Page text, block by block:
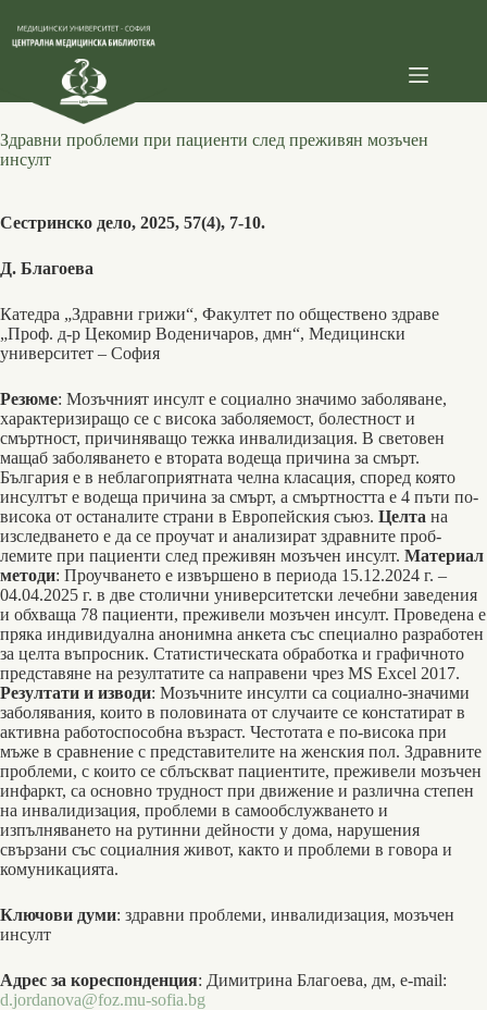
content
Здравни проблеми при пациенти след преживян мозъчен
инсулт
Сестринско дело, 2025, 57(4), 7-10.
Д. Благоева
Катедра „Здравни грижи“, Факултет по обществено здраве
„Проф. д-р Цекомир Воденичаров, дмн“, Медицински
университет – София
Резюме: Мозъчният инсулт е социално значимо заболяване,
характеризиращо се с висока заболяе­мост, болестност и
смъртност, причиняващо тежка инвалидизация. В световен
мащаб заболява­нето е втората водеща причина за смърт.
България е в неблагоприятната челна класация, според която
инсултът е водеща причина за смърт, а смъртността е 4 пъти по-
висока от останалите страни в Европейския съюз. Целта на
изследването е да се проучат и анализират здравните проб-
лемите при пациенти след преживян мозъчен инсулт. Материал
методи: Проучването е извър­шено в периода 15.12.2024 г. –
04.04.2025 г. в две столични университетски лечебни заведения
и обхваща 78 пациенти, преживели мозъчен инсулт. Проведена е
пряка индивидуална анонимна анкета със специално разработен
за целта въпросник. Статистическата обработка и графичното
пред­ставяне на резултатите са направени чрез МS Excel 2017.
Резултати и изводи: Мозъчните инсул­ти са социално-значими
заболявания, които в половината от случаите се констатират в
активна работоспособна възраст. Честотата е по-висока при
мъже в сравнение с представителите на жен­ския пол. Здравните
проблеми, с които се сблъскват пациентите, преживели мозъчен
инфаркт, са основно трудност при движение и различна степен
на инвалидизация, проблеми в самообслужването и
изпълняването на рутинни дейности у дома, нарушения
свързани със социалния живот, както и проблеми в говора и
комуникацията.
Ключови думи: здравни проблеми, инвалидизация, мозъчен
инсулт
Адрес за кореспонденция: Димитрина Благоева, дм, е-mail:
d.jordanova@foz.mu-sofia.bg